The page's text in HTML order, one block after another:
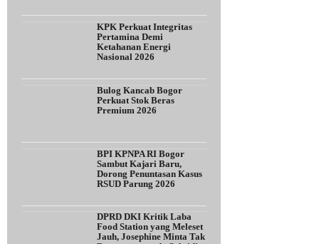
KPK Perkuat Integritas
Pertamina Demi
Ketahanan Energi
Nasional 2026
Bulog Kancab Bogor
Perkuat Stok Beras
Premium 2026
BPI KPNPA RI Bogor
Sambut Kajari Baru,
Dorong Penuntasan Kasus
RSUD Parung 2026
DPRD DKI Kritik Laba
Food Station yang Meleset
Jauh, Josephine Minta Tak